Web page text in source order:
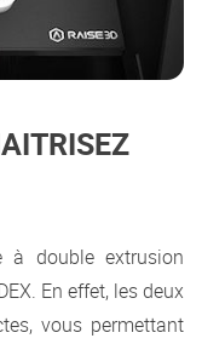
à double extrusion
En effet, les deux
vous permettant